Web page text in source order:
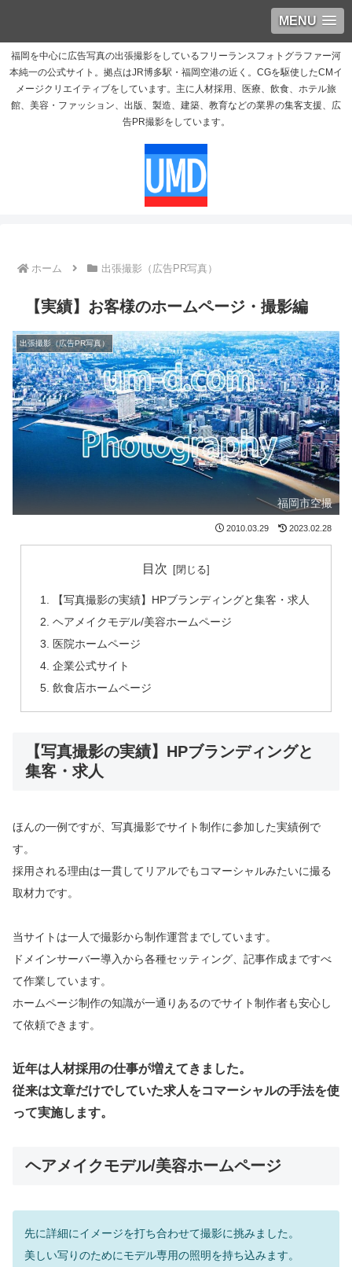
MENU
福岡を中心に広告写真の出張撮影をしているフリーランスフォトグラファー河
本純一の公式サイト。拠点はJR博多駅・福岡空港の近く。CGを駆使したCMイ
メージクリエイティブをしています。主に人材採用、医療、飲食、ホテル旅
館、美容・ファッション、出版、製造、建築、教育などの業界の集客支援、広
告PR撮影をしています。
ホーム 出張撮影（広告PR写真）
【実績】お客様のホームページ・撮影編
出張撮影（広告PR写真）
福岡市空撮
2010.03.29 2023.02.28
目次
【写真撮影の実績】HPブランディングと集客・求人
ヘアメイクモデル/美容ホームページ
医院ホームページ
企業公式サイト
飲食店ホームページ
【写真撮影の実績】HPブランディングと
集客・求人
ほんの一例ですが、写真撮影でサイト制作に参加した実績例で
す。
採用される理由は一貫してリアルでもコマーシャルみたいに撮る
取材力です。
当サイトは一人で撮影から制作運営までしています。
ドメインサーバー導入から各種セッティング、記事作成まですべ
て作業しています。
ホームページ制作の知識が一通りあるのでサイト制作者も安心し
て依頼できます。
近年は人材採用の仕事が増えてきました。
従来は文章だけでしていた求人をコマーシャルの手法を使
って実施します。
ヘアメイクモデル/美容ホームページ
先に詳細にイメージを打ち合わせて撮影に挑みました。
美しい写りのためにモデル専用の照明を持ち込みます。